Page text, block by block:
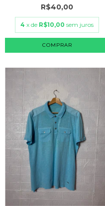
R$40,00
4 x de R$10,00 sem juros
COMPRAR